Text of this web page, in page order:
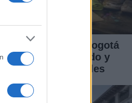
Ciclovía Nocturna Bogotá
fecha, recorrido y
actividades especiales